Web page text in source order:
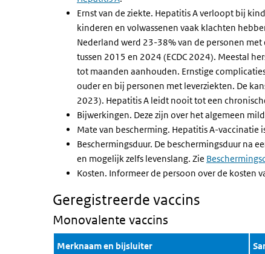
Ernst van de ziekte. Hepatitis A verloopt bij
kinderen en volwassenen vaak klachten
Nederland werd 23-38% van de personen
tussen 2015 en 2024 (ECDC 2024). Meestal
tot maanden aanhouden. Ernstige
ouder en bij personen met leverziekten. De
2023). Hepatitis A leidt nooit tot een
Bijwerkingen. Deze zijn over het algemeen
Mate van bescherming. Hepatitis A-vaccinatie
Beschermingsduur. De beschermingsduur na
en mogelijk zelfs levenslang. Zie
Kosten. Informeer de persoon over de kosten
Geregistreerde vaccins
Monovalente vaccins
Merknaam en bijsluiter